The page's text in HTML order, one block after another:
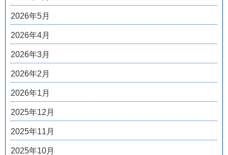
2026年5月
2026年4月
2026年3月
2026年2月
2026年1月
2025年12月
2025年11月
2025年10月